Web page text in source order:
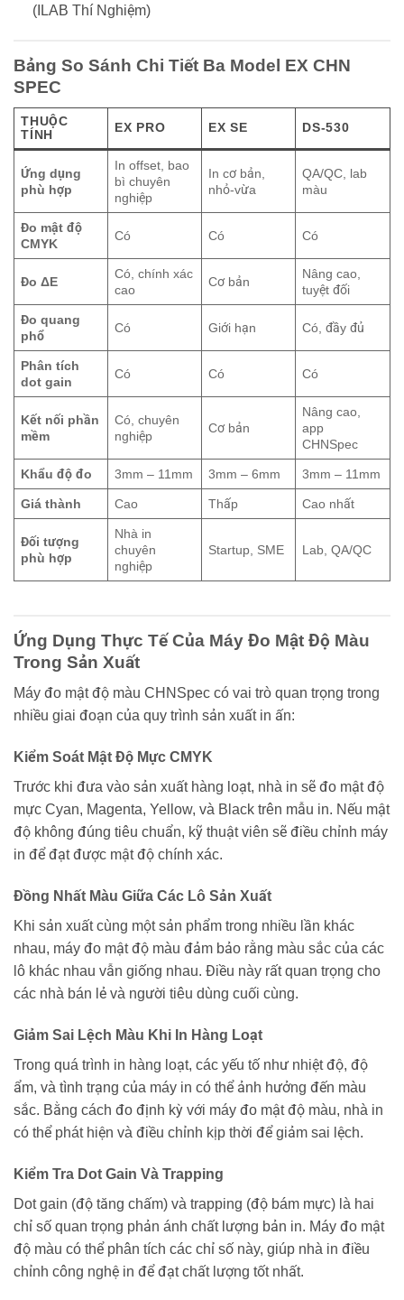
(ILAB Thí Nghiệm)
Bảng So Sánh Chi Tiết Ba Model EX CHN
SPEC
THUỘC
TÍNH
EX PRO EX SE DS-530
Ứng dụng
phù hợp
In offset, bao
bì chuyên
nghiệp
In cơ bản,
nhỏ-vừa
QA/QC, lab
màu
Đo mật độ
CMYK
Có Có Có
Đo ΔE
Có, chính xác
cao
Cơ bản
Nâng cao,
tuyệt đối
Đo quang
phổ
Có Giới hạn Có, đầy đủ
Phân tích
dot gain
Có Có Có
Kết nối phần
mềm
Có, chuyên
nghiệp
Cơ bản
Nâng cao,
app
CHNSpec
Khẩu độ đo 3mm – 11mm 3mm – 6mm 3mm – 11mm
Giá thành Cao Thấp Cao nhất
Đối tượng
phù hợp
Nhà in
chuyên
nghiệp
Startup, SME Lab, QA/QC
Ứng Dụng Thực Tế Của Máy Đo Mật Độ Màu
Trong Sản Xuất
Máy đo mật độ màu CHNSpec có vai trò quan trọng trong
nhiều giai đoạn của quy trình sản xuất in ấn:
Kiểm Soát Mật Độ Mực CMYK
Trước khi đưa vào sản xuất hàng loạt, nhà in sẽ đo mật độ
mực Cyan, Magenta, Yellow, và Black trên mẫu in. Nếu mật
độ không đúng tiêu chuẩn, kỹ thuật viên sẽ điều chỉnh máy
in để đạt được mật độ chính xác.
Đồng Nhất Màu Giữa Các Lô Sản Xuất
Khi sản xuất cùng một sản phẩm trong nhiều lần khác
nhau, máy đo mật độ màu đảm bảo rằng màu sắc của các
lô khác nhau vẫn giống nhau. Điều này rất quan trọng cho
các nhà bán lẻ và người tiêu dùng cuối cùng.
Giảm Sai Lệch Màu Khi In Hàng Loạt
Trong quá trình in hàng loạt, các yếu tố như nhiệt độ, độ
ẩm, và tình trạng của máy in có thể ảnh hưởng đến màu
sắc. Bằng cách đo định kỳ với máy đo mật độ màu, nhà in
có thể phát hiện và điều chỉnh kịp thời để giảm sai lệch.
Kiểm Tra Dot Gain Và Trapping
Dot gain (độ tăng chấm) và trapping (độ bám mực) là hai
chỉ số quan trọng phản ánh chất lượng bản in. Máy đo mật
độ màu có thể phân tích các chỉ số này, giúp nhà in điều
chỉnh công nghệ in để đạt chất lượng tốt nhất.